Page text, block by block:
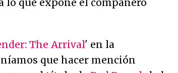
lo que expone el compañero
The Arrival' en la
que hacer mención